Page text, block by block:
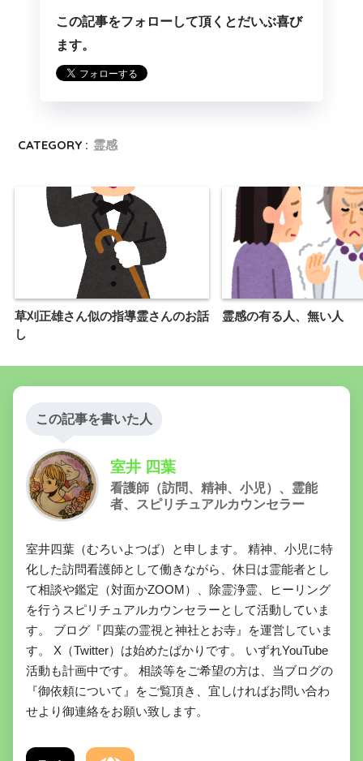
この記事をフォローして頂くとだいぶ喜び
ます。
CATEGORY : 霊感
草刈正雄さん似の指導霊さんのお話
し
霊感の有る人、無い人
この記事を書いた人
室井 四葉
看護師（訪問、精神、小児）、霊能
者、スピリチュアルカウンセラー
室井四葉（むろいよつば）と申します。 精神、小児に特
化した訪問看護師として働きながら、休日は霊能者とし
て相談や鑑定（対面かZOOM）、除霊浄霊、ヒーリング
を行うスピリチュアルカウンセラーとして活動していま
す。 ブログ『四葉の霊視と神社とお寺』を運営していま
す。 X（Twitter）は始めたばかりです。 いずれYouTube
活動も計画中です。 相談等をご希望の方は、当ブログの
『御依頼について』をご覧頂き、宜しければお問い合わ
せより御連絡をお願い致します。